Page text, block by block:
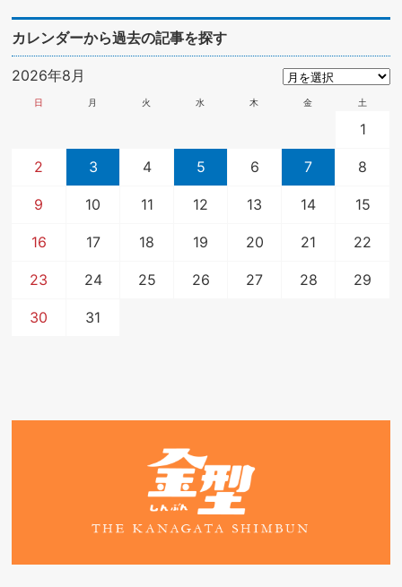
カレンダーから過去の記事を探す
2026年8月
日 月 火 水 木 金 土
1
2 3 4 5 6 7 8
9 10 11 12 13 14 15
16 17 18 19 20 21 22
23 24 25 26 27 28 29
30 31